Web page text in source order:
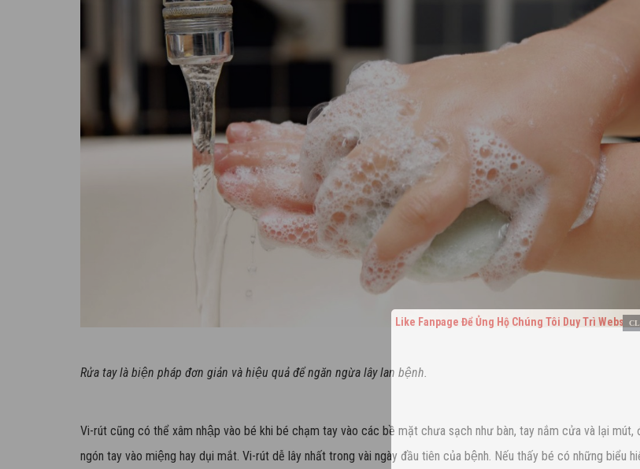
Rửa tay là biện pháp đơn giản và hiệu quả để ngăn ngừa lây lan bệnh.
Vi-rút cũng có thể xâm nhập vào bé khi bé chạm tay vào các bề mặt chưa sạch như bàn, tay nắm cửa và lại mút,
ngón tay vào miệng hay dụi mắt. Vi-rút dễ lây nhất trong vài ngày đầu tiên của bệnh. Nếu thấy bé có những biểu
Like Fanpage Để Ủng Hộ Chúng Tôi Duy Trì Website